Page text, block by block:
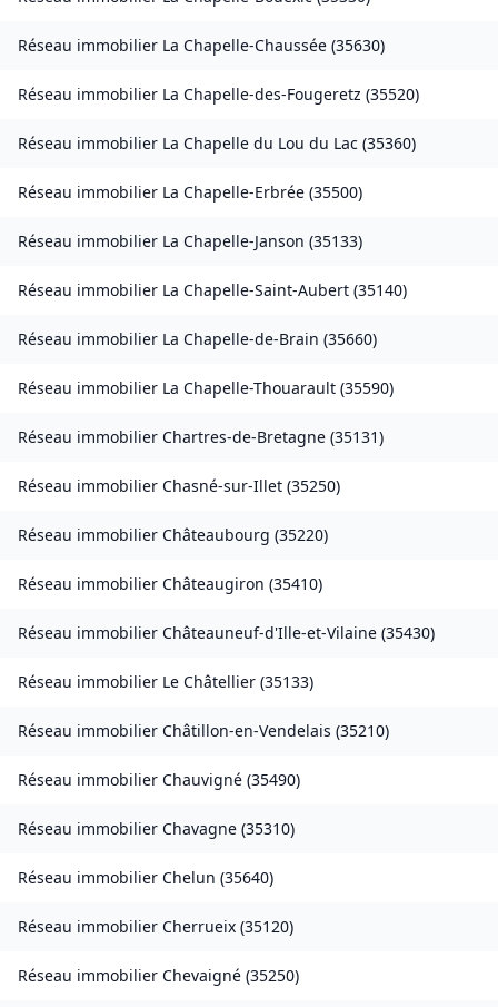
Réseau immobilier La Chapelle-Chaussée (35630)
Réseau immobilier La Chapelle-des-Fougeretz (35520)
Réseau immobilier La Chapelle du Lou du Lac (35360)
Réseau immobilier La Chapelle-Erbrée (35500)
Réseau immobilier La Chapelle-Janson (35133)
Réseau immobilier La Chapelle-Saint-Aubert (35140)
Réseau immobilier La Chapelle-de-Brain (35660)
Réseau immobilier La Chapelle-Thouarault (35590)
Réseau immobilier Chartres-de-Bretagne (35131)
Réseau immobilier Chasné-sur-Illet (35250)
Réseau immobilier Châteaubourg (35220)
Réseau immobilier Châteaugiron (35410)
Réseau immobilier Châteauneuf-d'Ille-et-Vilaine (35430)
Réseau immobilier Le Châtellier (35133)
Réseau immobilier Châtillon-en-Vendelais (35210)
Réseau immobilier Chauvigné (35490)
Réseau immobilier Chavagne (35310)
Réseau immobilier Chelun (35640)
Réseau immobilier Cherrueix (35120)
Réseau immobilier Chevaigné (35250)